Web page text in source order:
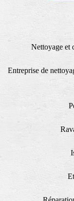
Nettoyage et
Entreprise de